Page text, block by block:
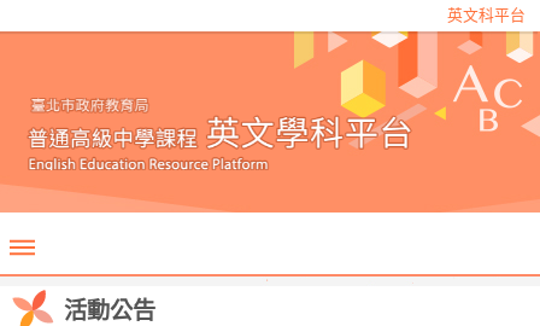
英文科平台
活動公告